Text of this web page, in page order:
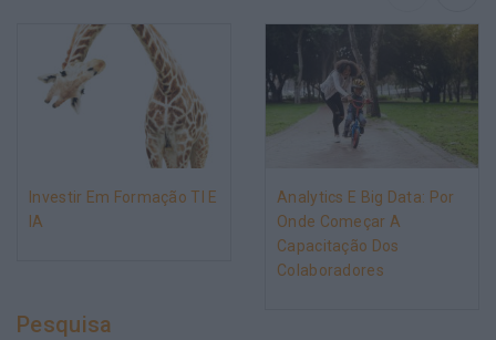
Investir Em Formação TI E
IA
Analytics E Big Data: Por
Onde Começar A
Capacitação Dos
Colaboradores
Pesquisa